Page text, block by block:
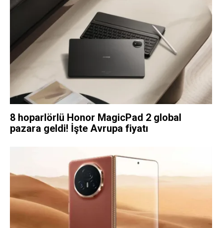
8 hoparlörlü Honor MagicPad 2 global
pazara geldi! İşte Avrupa fiyatı